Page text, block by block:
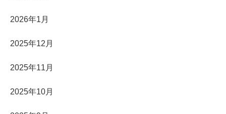
2026年1月
2025年12月
2025年11月
2025年10月